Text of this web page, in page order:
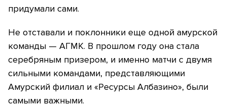
придумали сами.
Не отставали и поклонники еще одной амурской
команды — АГМК. В прошлом году она стала
серебряным призером, и именно матчи с двумя
сильными командами, представляющими
Амурский филиал и «Ресурсы Албазино», были
самыми важными.